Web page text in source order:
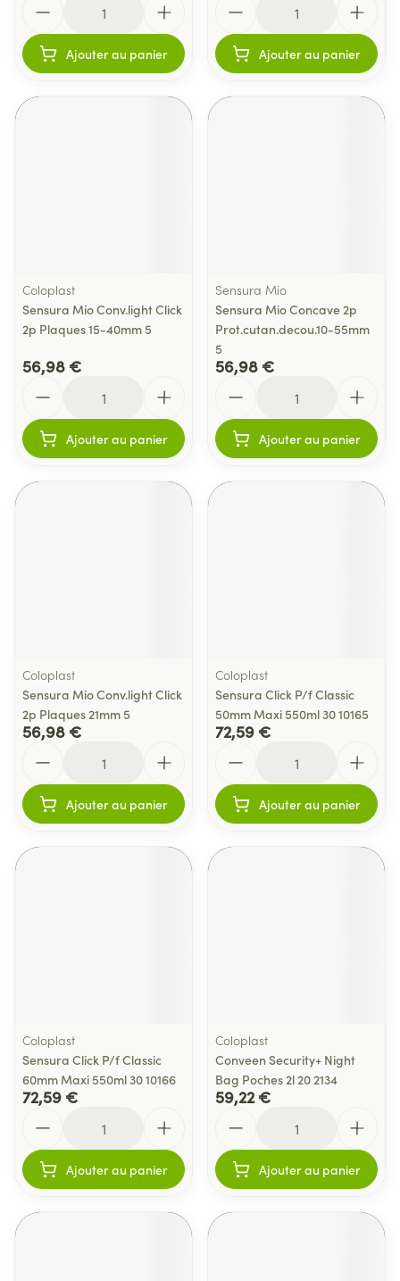
Ajouter au panier Ajouter au panier
Coloplast
Sensura Mio Conv.light Click
2p Plaques 15-40mm 5
56,98 €
Ajouter au panier
Sensura Mio
Sensura Mio Concave 2p
Prot.cutan.decou.10-55mm
5
56,98 €
Ajouter au panier
Coloplast
Sensura Mio Conv.light Click
2p Plaques 21mm 5
56,98 €
Ajouter au panier
Coloplast
Sensura Click P/f Classic
50mm Maxi 550ml 30 10165
72,59 €
Ajouter au panier
Coloplast
Sensura Click P/f Classic
60mm Maxi 550ml 30 10166
72,59 €
Ajouter au panier
Coloplast
Conveen Security+ Night
Bag Poches 2l 20 2134
59,22 €
Ajouter au panier